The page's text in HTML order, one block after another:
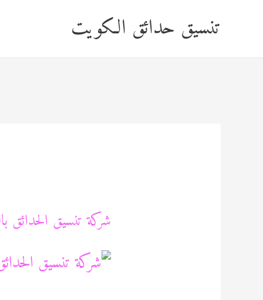
المحتوى
تنسيق حدائق الكويت
شركة تنسيق الحدائق